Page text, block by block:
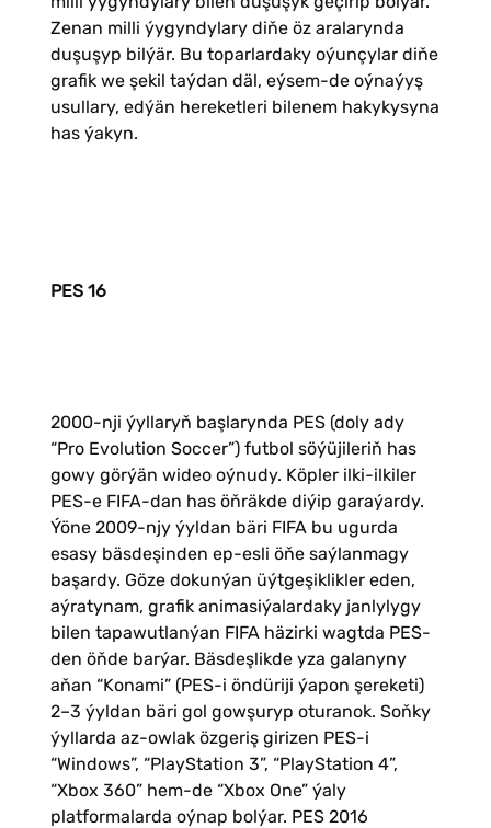
Zenan milli ýygyndylary diňe öz aralarynda
duşuşyp bilýär. Bu toparlardaky oýunçylar diňe
grafik we şekil taýdan däl, eýsem-de oýnaýyş
usullary, edýän hereketleri bilenem hakykysyna
has ýakyn.
PES 16
2000-nji ýyllaryň başlarynda PES (doly ady
“Pro Evolution Soccer”) futbol söýüjileriň has
gowy görýän wideo oýnudy. Köpler ilki-ilkiler
PES-e FIFA-dan has öňräkde diýip garaýardy.
Ýöne 2009-njy ýyldan bäri FIFA bu ugurda
esasy bäsdeşinden ep-esli öňe saýlanmagy
başardy. Göze dokunýan üýtgeşiklikler eden,
aýratynam, grafik animasiýalardaky janlylygy
bilen tapawutlanýan FIFA häzirki wagtda PES-
den öňde barýar. Bäsdeşlikde yza galanyny
aňan “Konami” (PES-i öndüriji ýapon şereketi)
2–3 ýyldan bäri gol gowşuryp oturanok. Soňky
ýyllarda az-owlak özgeriş girizen PES-i
“Windows”, “PlayStation 3”, “PlayStation 4”,
“Xbox 360” hem-de “Xbox One” ýaly
platformalarda oýnap bolýar. PES 2016